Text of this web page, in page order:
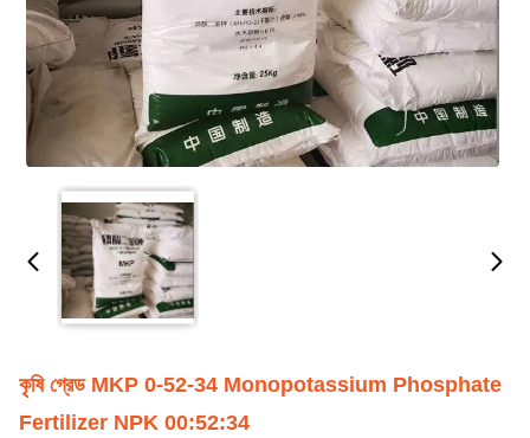
কৃষি গ্রেড MKP 0-52-34 Monopotassium Phosphate
Fertilizer NPK 00:52:34